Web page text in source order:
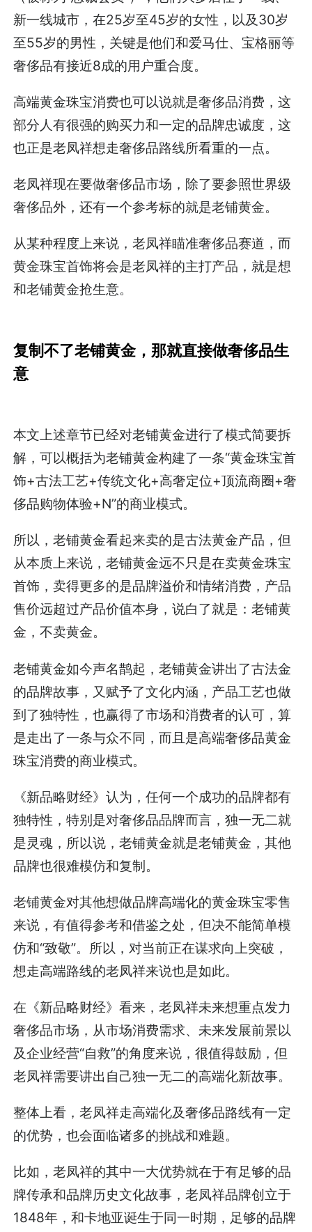
新一线城市，在25岁至45岁的女性，以及30岁
至55岁的男性，关键是他们和爱马仕、宝格丽等
奢侈品有接近8成的用户重合度。
高端黄金珠宝消费也可以说就是奢侈品消费，这
部分人有很强的购买力和一定的品牌忠诚度，这
也正是老凤祥想走奢侈品路线所看重的一点。
老凤祥现在要做奢侈品市场，除了要参照世界级
奢侈品外，还有一个参考标的就是老铺黄金。
从某种程度上来说，老凤祥瞄准奢侈品赛道，而
黄金珠宝首饰将会是老凤祥的主打产品，就是想
和老铺黄金抢生意。
复制不了老铺黄金，那就直接做奢侈品生
意
本文上述章节已经对老铺黄金进行了模式简要拆
解，可以概括为老铺黄金构建了一条“黄金珠宝首
饰+古法工艺+传统文化+高奢定位+顶流商圈+奢
侈品购物体验+N”的商业模式。
所以，老铺黄金看起来卖的是古法黄金产品，但
从本质上来说，老铺黄金远不只是在卖黄金珠宝
首饰，卖得更多的是品牌溢价和情绪消费，产品
售价远超过产品价值本身，说白了就是：老铺黄
金，不卖黄金。
老铺黄金如今声名鹊起，老铺黄金讲出了古法金
的品牌故事，又赋予了文化内涵，产品工艺也做
到了独特性，也赢得了市场和消费者的认可，算
是走出了一条与众不同，而且是高端奢侈品黄金
珠宝消费的商业模式。
《新品略财经》认为，任何一个成功的品牌都有
独特性，特别是对奢侈品品牌而言，独一无二就
是灵魂，所以说，老铺黄金就是老铺黄金，其他
品牌也很难模仿和复制。
老铺黄金对其他想做品牌高端化的黄金珠宝零售
来说，有值得参考和借鉴之处，但决不能简单模
仿和“致敬”。所以，对当前正在谋求向上突破，
想走高端路线的老凤祥来说也是如此。
在《新品略财经》看来，老凤祥未来想重点发力
奢侈品市场，从市场消费需求、未来发展前景以
及企业经营“自救”的角度来说，很值得鼓励，但
老凤祥需要讲出自己独一无二的高端化新故事。
整体上看，老凤祥走高端化及奢侈品路线有一定
的优势，也会面临诸多的挑战和难题。
比如，老凤祥的其中一大优势就在于有足够的品
牌传承和品牌历史文化故事，老凤祥品牌创立于
1848年，和卡地亚诞生于同一时期，足够的品牌